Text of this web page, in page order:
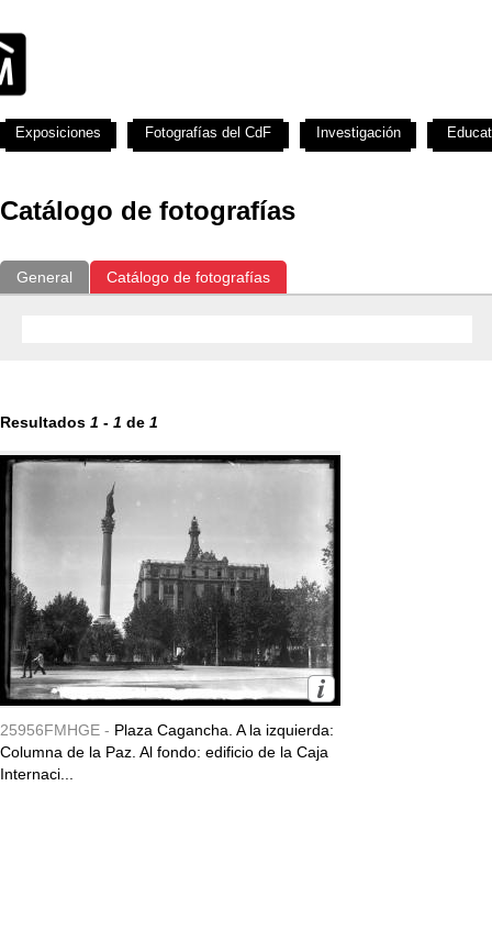
Catálogo de fotografías
General Catálogo de fotografías
Resultados 1 - 1 de 1
25956FMHGE - Plaza Cagancha. A la izquierda:
Columna de la Paz. Al fondo: edificio de la Caja
Internaci...
Exposiciones Fotografías del CdF Investigación